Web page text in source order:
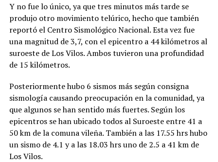
Y no fue lo único, ya que tres minutos más tarde se
produjo otro movimiento telúrico, hecho que también
reportó el Centro Sismológico Nacional. Esta vez fue
una magnitud de 3,7, con el epicentro a 44 kilómetros al
suroeste de Los Vilos. Ambos tuvieron una profundidad
de 15 kilómetros.
Posteriormente hubo 6 sismos más según consigna
sismología causando preocupación en la comunidad, ya
que algunos se han sentido más fuertes. Según los
epicentros se han ubicado todos al Suroeste entre 41 a
50 km de la comuna vileña. También a las 17.55 hrs hubo
un sismo de 4.1 y a las 18.03 hrs uno de 2.5 a 41 km de
Los Vilos.